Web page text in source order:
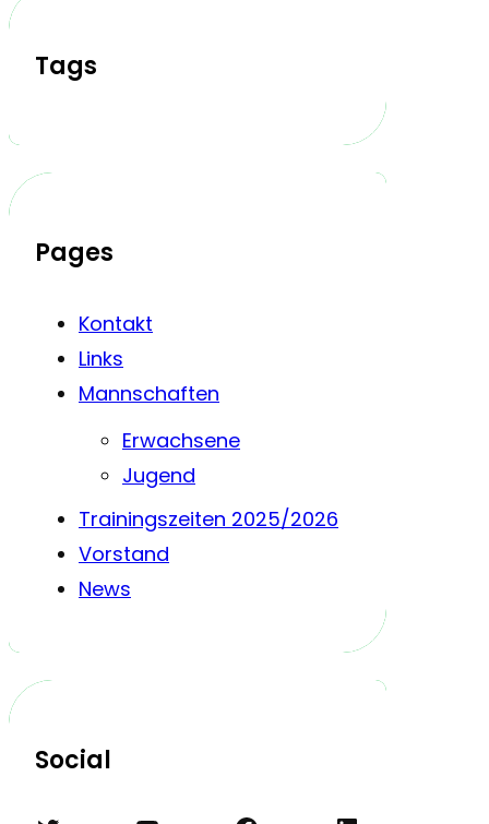
Tags
Pages
Kontakt
Links
Mannschaften
Erwachsene
Jugend
Trainingszeiten 2025/2026
Vorstand
News
Social